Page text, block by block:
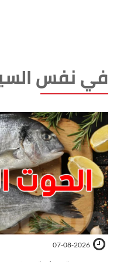
في نفس
07-08-2026